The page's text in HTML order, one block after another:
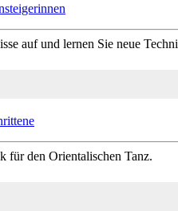
auf und lernen Sie neue
für den Orientalischen Tanz.